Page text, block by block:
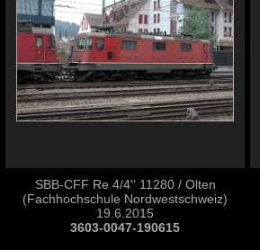
SBB-CFF Re 4/4'' 11280 / Olten
(Fachhochschule Nordwestschweiz)
19.6.2015
3603-0047-190615